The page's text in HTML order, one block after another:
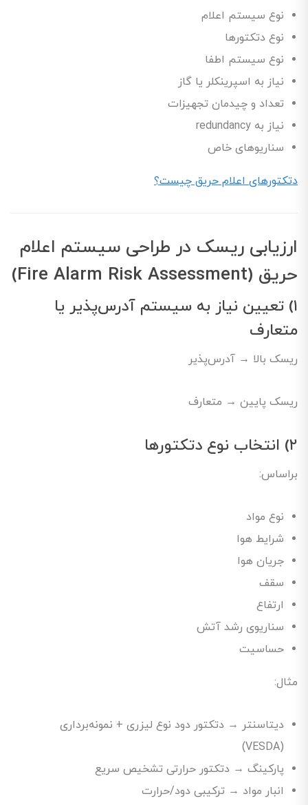
نوع سیستم اعلام
نوع دتکتورها
نوع سیستم اطفا
نیاز به اسپرینکلر یا گاز
تعداد و چیدمان تجهیزات
نیاز به redundancy
سناریوهای خاص
دتکتورهای اعلام حریق چیست؟
ارزیابی ریسک در طراحی سیستم اعلام
حریق (Fire Alarm Risk Assessment)
۱) تعیین نیاز به سیستم آدرس‌پذیر یا
متعارف
ریسک بالا → آدرس‌پذیر
ریسک پایین → متعارف
۲) انتخاب نوع دتکتورها
براساس:
نوع مواد
شرایط هوا
جریان هوا
سقف
ارتفاع
سناریوی رشد آتش
حساسیت
مثال:
دیتاسنتر → دتکتور دود نوع لیزری + نمونه‌برداری
(VESDA)
پارکینگ → دتکتور حرارتی تشخیص سریع
انبار مواد → ترکیبی دود/حرارت